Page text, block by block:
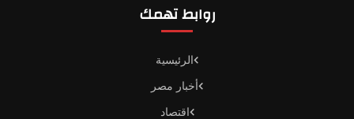
روابط تهمك
الرئيسية
أخبار مصر
اقتصاد